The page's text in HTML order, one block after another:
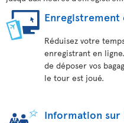
Enregistrement
Réduisez votre
enregistrant en
de déposer vos
le tour est joué.
Information